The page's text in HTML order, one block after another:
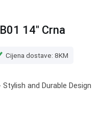
14" Crna
Cijena dostave: 8KM
and Durable Design